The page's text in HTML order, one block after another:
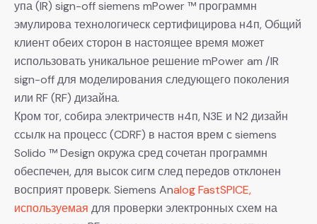
упа (IR) sign-off siemens mPower ™ программн
эмулирова технологическ сертифицирова н4п, Общий
клиент обеих сторон в настоящее время может
использовать уникальное решение mPower am /IR
sign-off для моделирования следующего поколения
или RF (RF) дизайна.
Кром тог, собира электричеств н4п, N3E и N2 дизайн
ссылк на процесс (CDRF) в настоя врем с siemens
Solido ™ Design окружа сред сочетан программн
обеспечен, для высок сигм след передов отклонен
восприят проверк. Siemens Analog FastSPICE,
используемая для проверки электронных схем на